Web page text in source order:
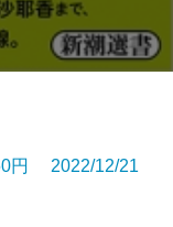
円 2022/12/21